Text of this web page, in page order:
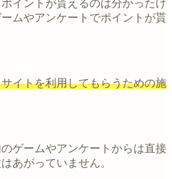
イントが貰えるのは分かったけ
ムやアンケートでポイントが貰
イトを利用してもらうための施
ゲームやアンケートからは直接
あがっていません。